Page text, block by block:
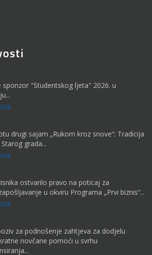
sponzor "Studentskog ljeta" 2026. u
drugi sajam „Rukom kroz snove“: Tradicija
grada...
ostvarilo pravo na poticaj za
u okviru Programa „Prvi biznis“...
za podnošenje zahtjeva za dodjelu
novčane pomoći u svrhu